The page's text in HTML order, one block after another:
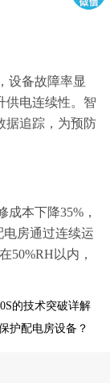
设备故障率显
供电连续性。智
据追踪，为预防
成本下降35%，
房通过连续运
50%RH以内，
的技术突破详解
护配电房设备？